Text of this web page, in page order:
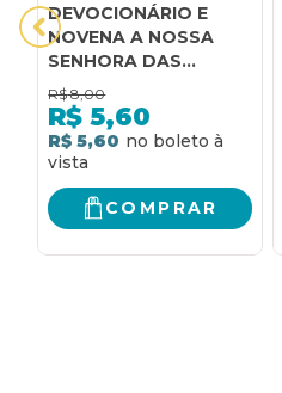
DEVOCIONÁRIO E
NOVENA A NOSSA
SENHORA DAS
GRAÇAS
R$ 8,00
R$ 5,60
R$ 5,60
COMPRAR